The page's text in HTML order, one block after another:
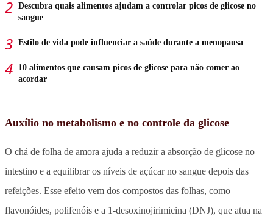
Descubra quais alimentos ajudam a controlar picos de glicose no
sangue
Estilo de vida pode influenciar a saúde durante a menopausa
10 alimentos que causam picos de glicose para não comer ao
acordar
Auxílio no metabolismo e no controle da glicose
O chá de folha de amora ajuda a reduzir a absorção de glicose no
intestino e a equilibrar os níveis de açúcar no sangue depois das
refeições. Esse efeito vem dos compostos das folhas, como
flavonóides, polifenóis e a 1-desoxinojirimicina (DNJ), que atua na